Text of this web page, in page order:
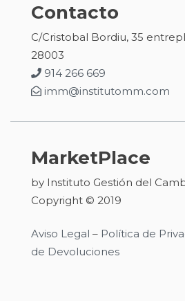
Contacto
C/Cristobal Bordiu, 35
28003
914 266 669
imm@institutomm.com
MarketPlace
by Instituto Gestión del
Copyright © 2019
Aviso Legal – Política de
de Devoluciones